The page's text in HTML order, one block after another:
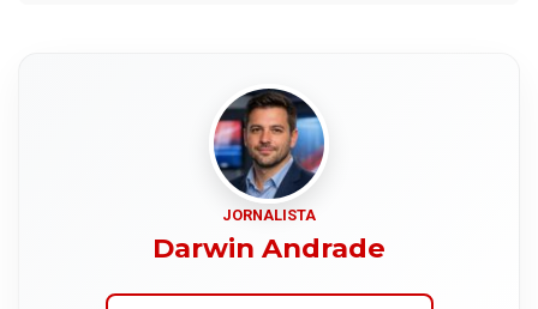
JORNALISTA
Darwin Andrade